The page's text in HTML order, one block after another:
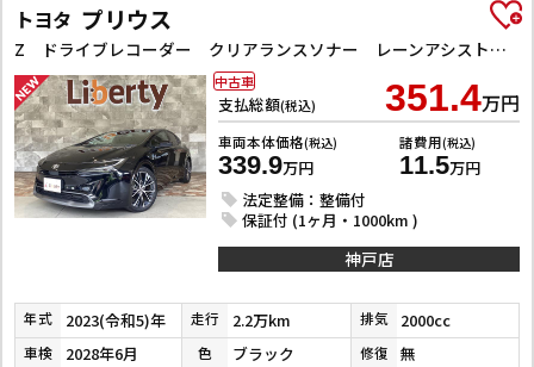
トヨタ プリウス
Z ドライブレコーダー クリアランスソナー レーンアシスト オートクルーズコントロール パークアシスト 衝突被害軽減システム 全周囲カメラ ナビ TV アルミホイール オートマチックハイビーム
支払総額(税込) 351.4万円
車両本体価格(税込)
339.9万円
諸費用(税込)
11.5万円
法定整備：整備付
保証付 (1ヶ月・1000km )
中古車
神戸店
年式 2023(令和5)年 走行 2.2万km 排気 2000cc
車検 2028年6月 色 ブラック 修復 無